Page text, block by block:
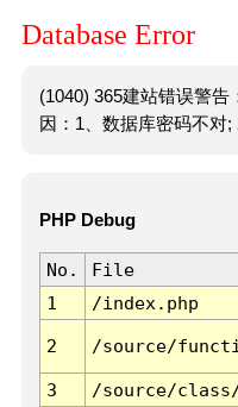
Database Error
(1040) 365建站错误警
因：1、数据库密码不对;
PHP Debug
No. File
1
/index.php
2 /source/
3 /source/